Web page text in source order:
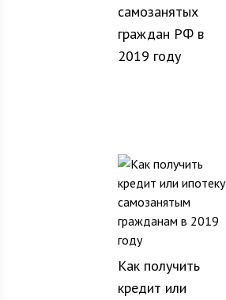
самозанятых
граждан РФ в
2019 году
Как получить
кредит или